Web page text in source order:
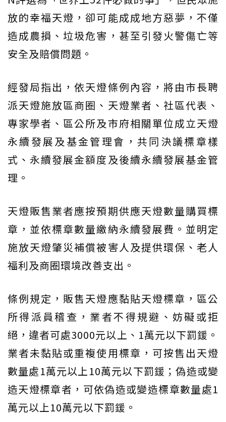
放的幸福天燈，卻可能成成地方惡夢，不僅
造成農損、垃圾危害，甚至引發火警傷亡等
安全及賠償問題。
經發局指出，依天燈條例內容，將由市長聘
派天燈施放區商圈、天燈業者、社區代表、
專家學者、區公所及市府相關單位成立天燈
永續發展及基金管理會，共同決議標章樣
式、永續發展金額度及後續永續發展基金管
理。
天燈販售業者應按預期供應天燈數量購買標
章，並依標章數量繳納永續發展費。並明定
施放天燈肇災補償被害人及提供環保、老人
福利及商圈環境改善支出。
條例規定，販售天燈應黏貼天燈標章，區公
所得派員稽查，業者不得規避、妨礙或拒
絕，違者可處3000元以上、1萬元以下罰鍰。
業者未黏貼或重複使用標章，可按售出天燈
數量處1萬元以上10萬元以下罰鍰；偽造或變
造天燈標章者，可依偽造或變造標章數量處1
萬元以上10萬元以下罰鍰。